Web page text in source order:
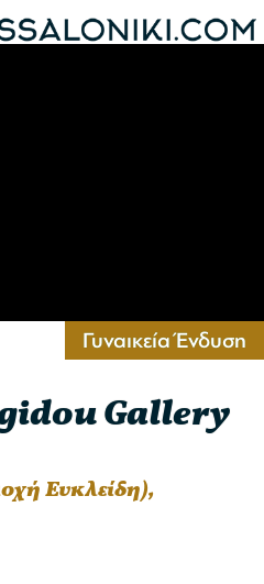
Γυναικεία Ένδυση
Gallery
Ευκλείδη),